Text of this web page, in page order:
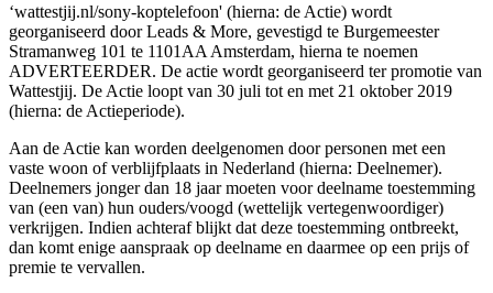
‘wattestjij.nl/sony-koptelefoon' (hierna: de Actie) wordt
georganiseerd door Leads & More, gevestigd te Burgemeester
Stramanweg 101 te 1101AA Amsterdam, hierna te noemen
ADVERTEERDER. De actie wordt georganiseerd ter promotie van
Wattestjij. De Actie loopt van 30 juli tot en met 21 oktober 2019
(hierna: de Actieperiode).
Aan de Actie kan worden deelgenomen door personen met een
vaste woon of verblijfplaats in Nederland (hierna: Deelnemer).
Deelnemers jonger dan 18 jaar moeten voor deelname toestemming
van (een van) hun ouders/voogd (wettelijk vertegenwoordiger)
verkrijgen. Indien achteraf blijkt dat deze toestemming ontbreekt,
dan komt enige aanspraak op deelname en daarmee op een prijs of
premie te vervallen.